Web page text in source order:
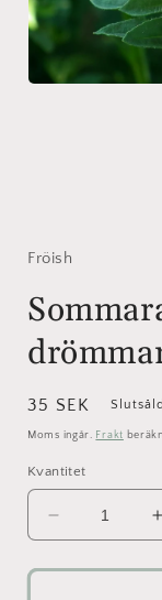
Fröish
Ordinarie
pris
35 SEK Slutsåld
Moms ingår. Frakt
Kvantitet
Minska
kvantitet
för